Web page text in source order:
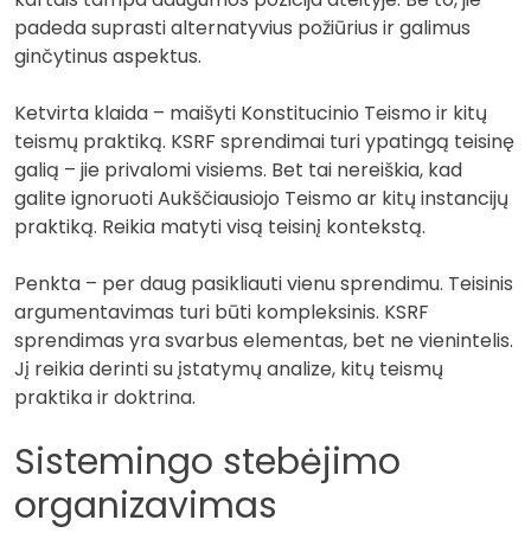
padeda suprasti alternatyvius požiūrius ir galimus
ginčytinus aspektus.
Ketvirta klaida – maišyti Konstitucinio Teismo ir kitų
teismų praktiką. KSRF sprendimai turi ypatingą teisinę
galią – jie privalomi visiems. Bet tai nereiškia, kad
galite ignoruoti Aukščiausiojo Teismo ar kitų instancijų
praktiką. Reikia matyti visą teisinį kontekstą.
Penkta – per daug pasikliauti vienu sprendimu. Teisinis
argumentavimas turi būti kompleksinis. KSRF
sprendimas yra svarbus elementas, bet ne vienintelis.
Jį reikia derinti su įstatymų analize, kitų teismų
praktika ir doktrina.
Sistemingo stebėjimo
organizavimas